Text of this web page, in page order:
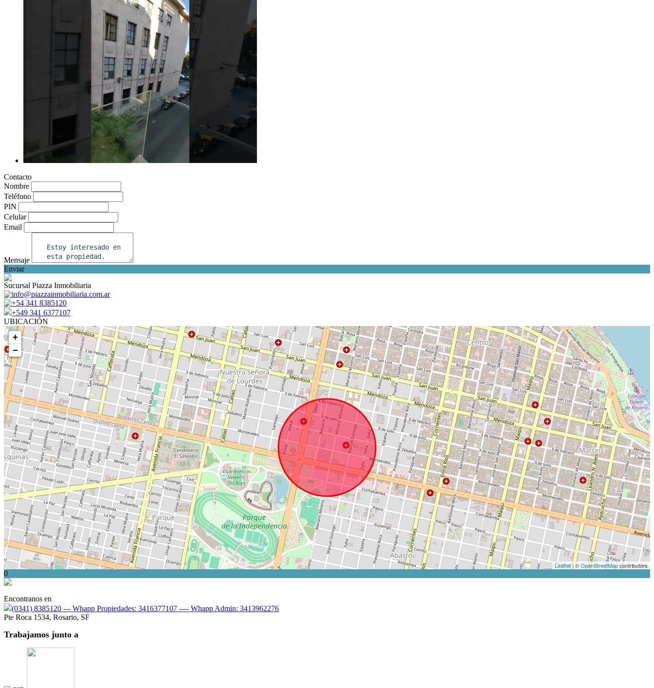
Contacto
Nombre
Teléfono
PIN
Celular
Email
Mensaje
Enviar
Sucursal Piazza Inmobiliaria
info@piazzainmobiliaria.com.ar
+54 341 8385120
+549 341 6377107
UBICACIÓN
+
−
Leaflet| ©OpenStreetMapcontributors
0
Encontranos en
(0341) 8385120 --- Whapp Propiedades: 3416377107 ---- Whapp Admin: 3413962276
Pte Roca 1534, Rosario, SF
Trabajamos junto a